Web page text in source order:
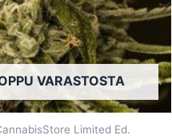
VARASTOSTA
Limited Ed.